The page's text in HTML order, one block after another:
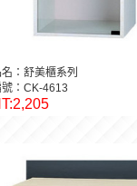
名：舒美櫃系列
：CK-4613